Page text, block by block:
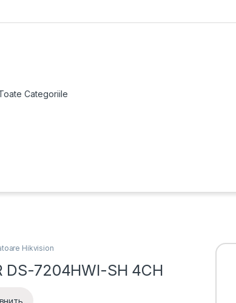
Hikvision
DS-7204HWI-SH 4CH